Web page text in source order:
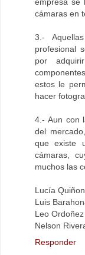
cámaras en
3.-
profesional
por
estos le
hacer
4.- Aun con
del
que existe
cámaras,
muchos las
Lucía
Luis
Leo Ordoñez
Nelson
Responder